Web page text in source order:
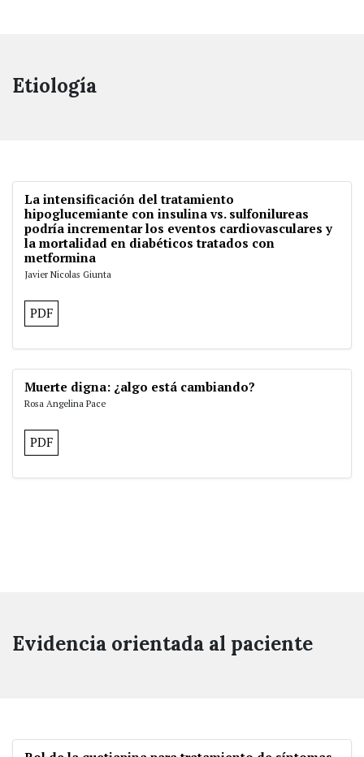
Etiología
La intensificación del tratamiento
hipoglucemiante con insulina vs. sulfonilureas
podría incrementar los eventos cardiovasculares y
la mortalidad en diabéticos tratados con
metformina
Javier Nicolas Giunta
PDF
Muerte digna: ¿algo está cambiando?
Rosa Angelina Pace
PDF
Evidencia orientada al paciente